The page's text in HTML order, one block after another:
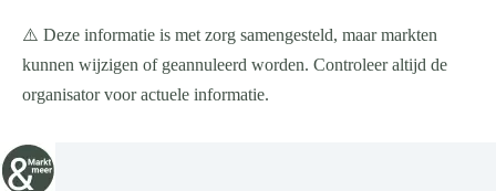
⚠️ Deze informatie is met zorg samengesteld, maar markten
kunnen wijzigen of geannuleerd worden. Controleer altijd de
organisator voor actuele informatie.